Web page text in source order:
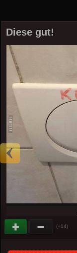
Diese gut!
(+14)